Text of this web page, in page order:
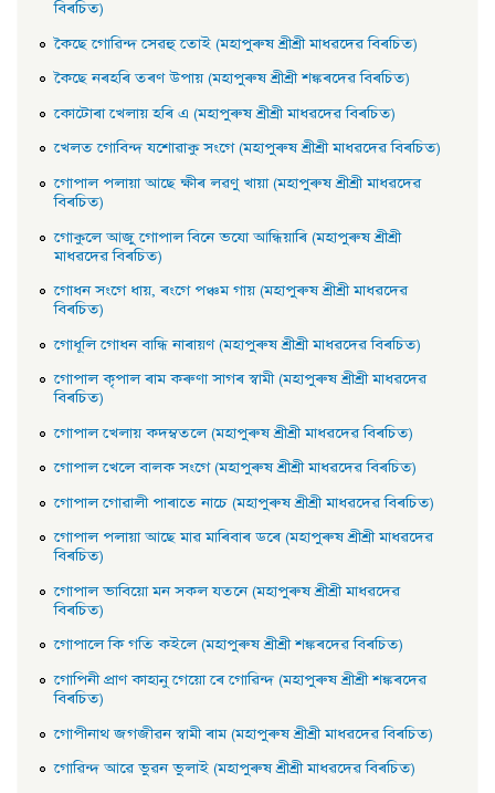
বিৰচিত)
কৈছে গােৱিন্দ সেৱহু তােই (মহাপুৰুষ শ্ৰীশ্ৰী মাধৱদেৱ বিৰচিত)
কৈছে নৰহৰি তৰণ উপায় (মহাপুৰুষ শ্ৰীশ্ৰী শঙ্কৰদেৱ বিৰচিত)
কোটোৰা খেলায় হৰি এ (মহাপুৰুষ শ্ৰীশ্ৰী মাধৱদেৱ বিৰচিত)
খেলত গোবিন্দ যশোৱাকু সংগে (মহাপুৰুষ শ্ৰীশ্ৰী মাধৱদেৱ বিৰচিত)
গােপাল পলায়া আছে ক্ষীৰ লৱণু খায়া (মহাপুৰুষ শ্ৰীশ্ৰী মাধৱদেৱ
বিৰচিত)
গােকুলে আজু গােপাল বিনে ভযাে আন্ধিয়াৰি (মহাপুৰুষ শ্ৰীশ্ৰী
মাধৱদেৱ বিৰচিত)
গােধন সংগে ধায়, ৰংগে পঞ্চম গায় (মহাপুৰুষ শ্ৰীশ্ৰী মাধৱদেৱ
বিৰচিত)
গােধূলি গােধন বান্ধি নাৰায়ণ (মহাপুৰুষ শ্ৰীশ্ৰী মাধৱদেৱ বিৰচিত)
গােপাল কৃপাল ৰাম কৰুণা সাগৰ স্বামী (মহাপুৰুষ শ্ৰীশ্ৰী মাধৱদেৱ
বিৰচিত)
গােপাল খেলায় কদম্বতলে (মহাপুৰুষ শ্ৰীশ্ৰী মাধৱদেৱ বিৰচিত)
গােপাল খেলে বালক সংগে (মহাপুৰুষ শ্ৰীশ্ৰী মাধৱদেৱ বিৰচিত)
গােপাল গােৱালী পাৰাতে নাচে (মহাপুৰুষ শ্ৰীশ্ৰী মাধৱদেৱ বিৰচিত)
গােপাল পলায়া আছে মাৱ মাৰিবাৰ ডৰে (মহাপুৰুষ শ্ৰীশ্ৰী মাধৱদেৱ
বিৰচিত)
গােপাল ভাবিয়ো মন সকল যতনে (মহাপুৰুষ শ্ৰীশ্ৰী মাধৱদেৱ
বিৰচিত)
গােপালে কি গতি কইলে (মহাপুৰুষ শ্ৰীশ্ৰী শঙ্কৰদেৱ বিৰচিত)
গােপিনী প্রাণ কাহানু গেয়ো ৰে গােৱিন্দ (মহাপুৰুষ শ্ৰীশ্ৰী শঙ্কৰদেৱ
বিৰচিত)
গােপীনাথ জগজীৱন স্বামী ৰাম (মহাপুৰুষ শ্ৰীশ্ৰী মাধৱদেৱ বিৰচিত)
গােৱিন্দ আৱে ভুৱন ভুলাই (মহাপুৰুষ শ্ৰীশ্ৰী মাধৱদেৱ বিৰচিত)